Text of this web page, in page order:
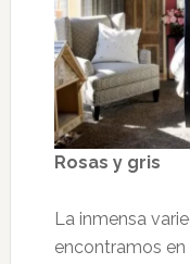
Rosas y gris
La inmensa
encontramos